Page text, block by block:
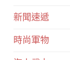
新聞速遞
時尚軍物